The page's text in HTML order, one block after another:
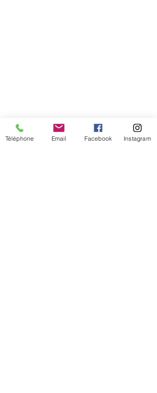
Téléphone Email Facebook Instagram